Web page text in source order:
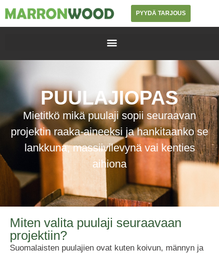
PYYDÄ TARJOUS
PUULAJIOPAS
Mietitkö mikä puulaji sopii seuraavan
projektin raaka-aineeksi ja hankitaanko se
lankkuna, massiivilevynä vai kenties
aihiona
Miten valita puulaji seuraavaan
projektiin?
Suomalaisten puulajien ovat kuten koivun, männyn ja